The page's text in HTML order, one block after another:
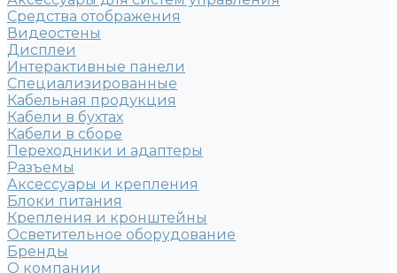
Средства отображения
Видеостены
Дисплеи
Интерактивные панели
Специализированные
Кабельная продукция
Кабели в бухтах
Кабели в сборе
Переходники и адаптеры
Разъемы
Аксессуары и крепления
Блоки питания
Крепления и кронштейны
Осветительное оборудование
Бренды
О компании